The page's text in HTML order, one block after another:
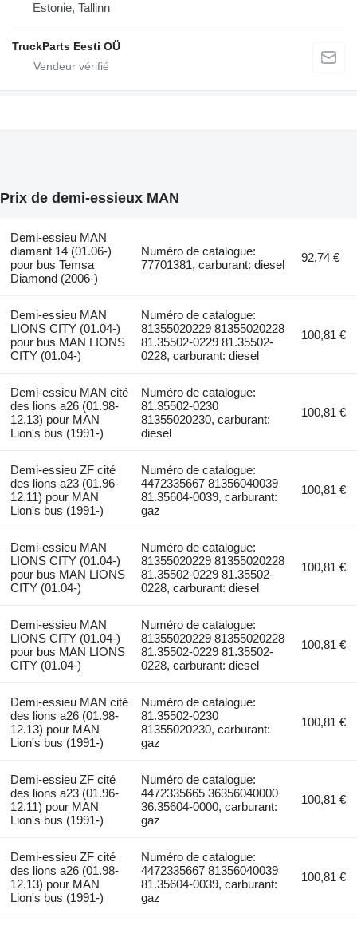
Estonie, Tallinn
TruckParts Eesti OÜ
Prix de demi-essieux MAN
Demi-essieu MAN
diamant 14 (01.06-)
pour bus Temsa
Diamond (2006-)
Numéro de catalogue:
77701381, carburant: diesel
92,74 €
Demi-essieu MAN
LIONS CITY (01.04-)
pour bus MAN LIONS
CITY (01.04-)
Numéro de catalogue:
81355020229 81355020228
81.35502-0229 81.35502-
0228, carburant: diesel
100,81 €
Demi-essieu MAN cité
des lions a26 (01.98-
12.13) pour MAN
Lion's bus (1991-)
Numéro de catalogue:
81.35502-0230
81355020230, carburant:
diesel
100,81 €
Demi-essieu ZF cité
des lions a23 (01.96-
12.11) pour MAN
Lion's bus (1991-)
Numéro de catalogue:
4472335667 81356040039
81.35604-0039, carburant:
gaz
100,81 €
Demi-essieu MAN
LIONS CITY (01.04-)
pour bus MAN LIONS
CITY (01.04-)
Numéro de catalogue:
81355020229 81355020228
81.35502-0229 81.35502-
0228, carburant: diesel
100,81 €
Demi-essieu MAN
LIONS CITY (01.04-)
pour bus MAN LIONS
CITY (01.04-)
Numéro de catalogue:
81355020229 81355020228
81.35502-0229 81.35502-
0228, carburant: diesel
100,81 €
Demi-essieu MAN cité
des lions a26 (01.98-
12.13) pour MAN
Lion's bus (1991-)
Numéro de catalogue:
81.35502-0230
81355020230, carburant:
gaz
100,81 €
Demi-essieu ZF cité
des lions a23 (01.96-
12.11) pour MAN
Lion's bus (1991-)
Numéro de catalogue:
4472335665 36356040000
36.35604-0000, carburant:
gaz
100,81 €
Demi-essieu ZF cité
des lions a26 (01.98-
12.13) pour MAN
Lion's bus (1991-)
Numéro de catalogue:
4472335667 81356040039
81.35604-0039, carburant:
gaz
100,81 €